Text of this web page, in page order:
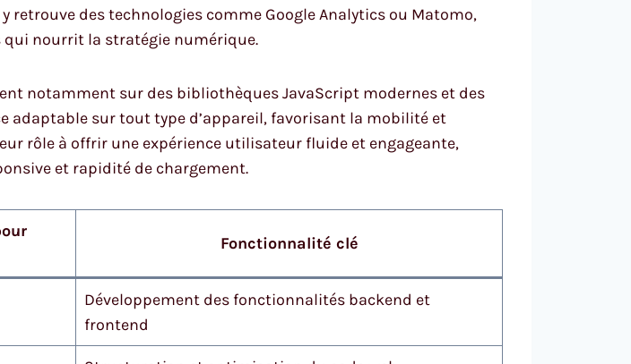
retrouve des technologies comme Google Analytics ou Matomo,
nourrit la stratégie numérique.
notamment sur des bibliothèques JavaScript modernes et des
adaptable sur tout type d’appareil, favorisant la mobilité et
rôle à offrir une expérience utilisateur fluide et engageante,
et rapidité de chargement.
Fonctionnalité clé
Développement des fonctionnalités backend et
frontend